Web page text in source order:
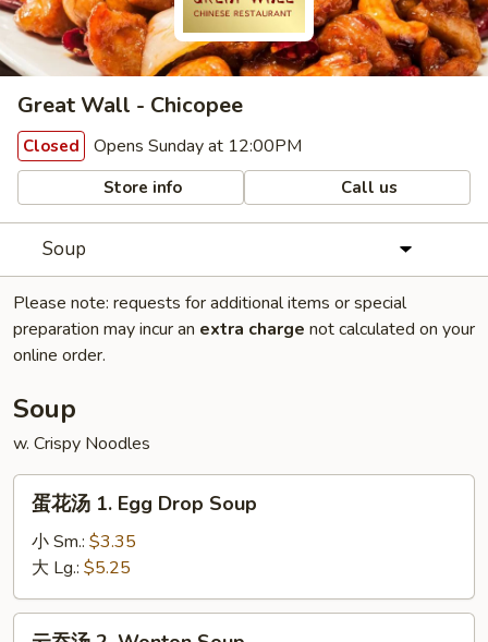
Great Wall - Chicopee
Closed Opens Sunday at 12:00PM
Store info Call us
Soup
Please note: requests for additional items or special
preparation may incur an extra charge not calculated on your
online order.
Soup
w. Crispy Noodles
Egg
Drop
蛋花汤 1. Egg Drop Soup
小 Sm.: $3.35
大 Lg.: $5.25